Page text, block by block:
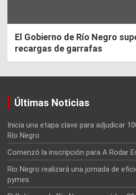
El Gobierno de Río Negro
recargas de garrafas
Últimas Noticias
Inicia una etapa clave para adjudicar
Río Negro
Comenzó la inscripción para A Rodar
Río Negro realizará una jornada de
pymes